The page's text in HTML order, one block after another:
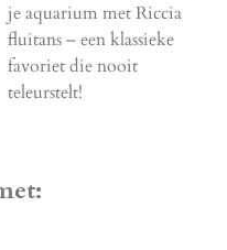
je aquarium met Riccia
fluitans – een klassieke
favoriet die nooit
teleurstelt!